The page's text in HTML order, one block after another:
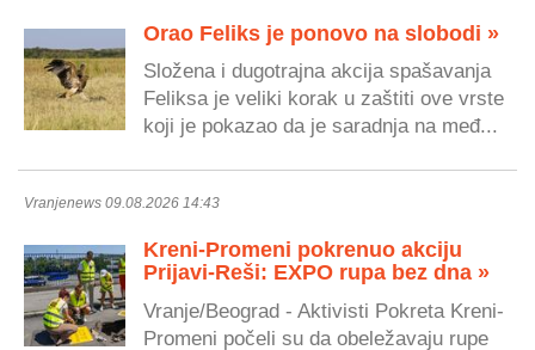
Orao Feliks je ponovo na slobodi »
Složena i dugotrajna akcija spašavanja
Feliksa je veliki korak u zaštiti ove vrste
koji je pokazao da je saradnja na međ...
Vranjenews 09.08.2026 14:43
Kreni-Promeni pokrenuo akciju
Prijavi-Reši: EXPO rupa bez dna »
Vranje/Beograd - Aktivisti Pokreta Kreni-
Promeni počeli su da obeležavaju rupe